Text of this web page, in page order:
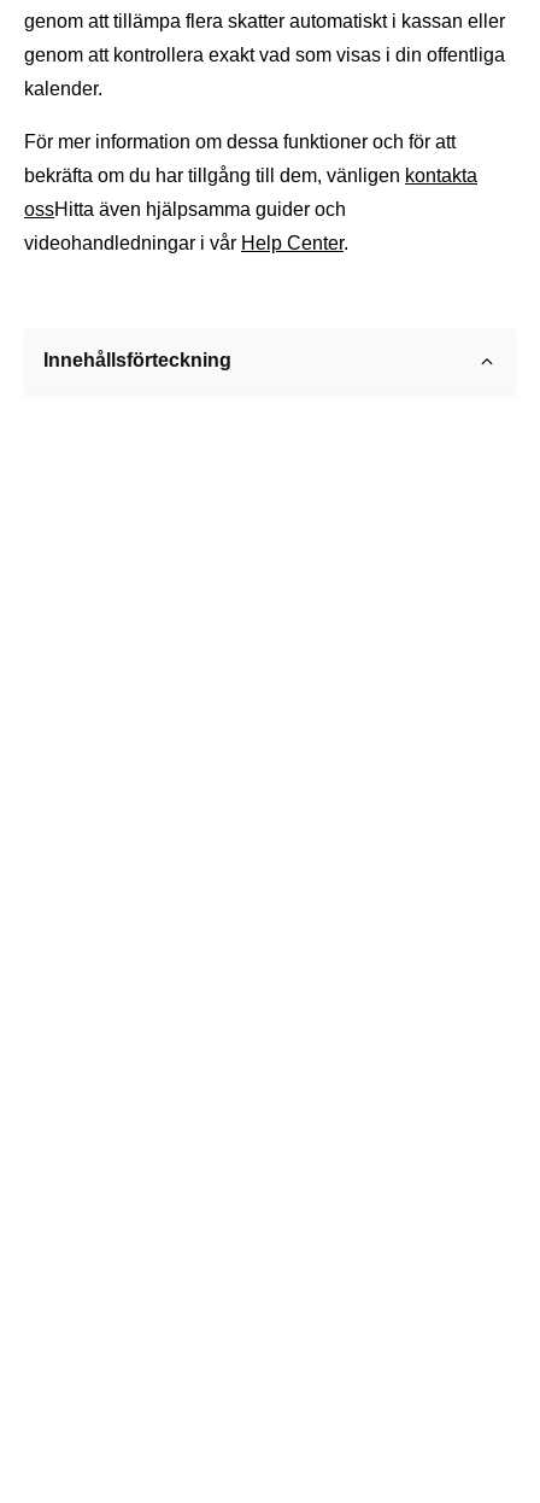
genom att tillämpa flera skatter automatiskt i kassan eller
genom att kontrollera exakt vad som visas i din offentliga
kalender.
För mer information om dessa funktioner och för att
bekräfta om du har tillgång till dem, vänligen kontakta
ossHitta även hjälpsamma guider och
videohandledningar i vår Help Center.
Innehållsförteckning